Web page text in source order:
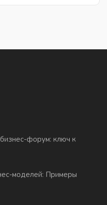
через правильные
форум: ключ к
моделей: Примеры